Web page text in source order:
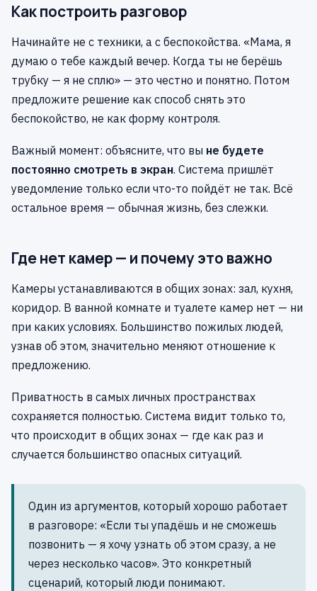
Как построить разговор
Начинайте не с техники, а с беспокойства. «Мама, я
думаю о тебе каждый вечер. Когда ты не берёшь
трубку — я не сплю» — это честно и понятно. Потом
предложите решение как способ снять это
беспокойство, не как форму контроля.
Важный момент: объясните, что вы не будете
постоянно смотреть в экран. Система пришлёт
уведомление только если что-то пойдёт не так. Всё
остальное время — обычная жизнь, без слежки.
Где нет камер — и почему это важно
Камеры устанавливаются в общих зонах: зал, кухня,
коридор. В ванной комнате и туалете камер нет — ни
при каких условиях. Большинство пожилых людей,
узнав об этом, значительно меняют отношение к
предложению.
Приватность в самых личных пространствах
сохраняется полностью. Система видит только то,
что происходит в общих зонах — где как раз и
случается большинство опасных ситуаций.
Один из аргументов, который хорошо работает
в разговоре: «Если ты упадёшь и не сможешь
позвонить — я хочу узнать об этом сразу, а не
через несколько часов». Это конкретный
сценарий, который люди понимают.